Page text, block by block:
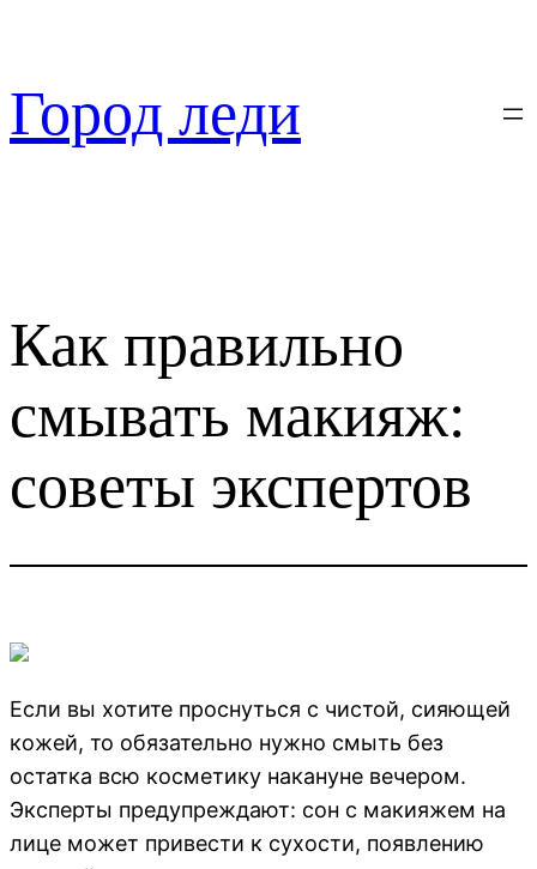
содержимому
Город леди
Как правильно
смывать макияж:
советы экспертов
Если вы хотите проснуться с чистой, сияющей
кожей, то обязательно нужно смыть без
остатка всю косметику накануне вечером.
Эксперты предупреждают: сон с макияжем на
лице может привести к сухости, появлению